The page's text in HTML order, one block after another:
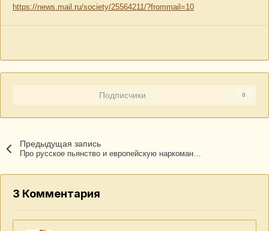
https://news.mail.ru/society/25564211/?frommail=10
Подписчики 0
Предыдущая запись
Про русское пьянство и европейскую наркоманию
3 Комментария